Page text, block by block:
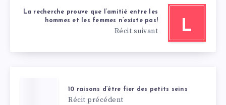
L
La recherche prouve que l’amitié entre les
hommes et les femmes n’existe pas!
Récit suivant
10 raisons d’être fier des petits seins
Récit précédent